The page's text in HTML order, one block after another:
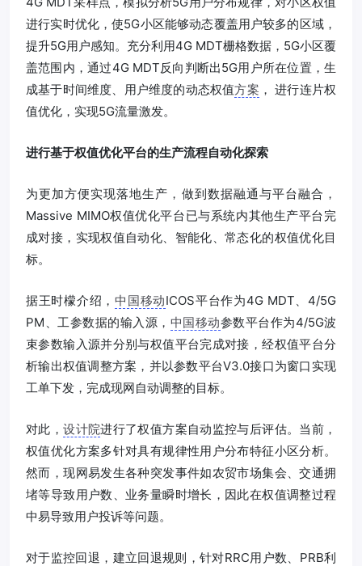
进行实时优化，使5G小区能够动态覆盖用户较多的区域，
提升5G用户感知。充分利用4G MDT栅格数据，5G小区覆
盖范围内，通过4G MDT反向判断出5G用户所在位置，生
成基于时间维度、用户维度的动态权值方案 ， 进行连片权
值优化，实现5G流量激发。
进行基于权值优化平台的生产流程自动化探索
为更加方便实现落地生产，做到数据融通与平台融合，
Massive MIMO权值优化平台已与系统内其他生产平台完
成对接，实现权值自动化、智能化、常态化的权值优化目
标。
据王时檬介绍，中国移动ICOS平台作为4G MDT、4/5G
PM、工参数据的输入源， 中国移动参数平台作为4/5G波
束参数输入源并分别与权值平台完成对接，经权值平台分
析输出权值调整方案，并以参数平台V3.0接口为窗口实现
工单下发，完成现网自动调整的目标。
对此，设计院进行了权值方案自动监控与后评估。当前，
权值优化方案多针对具有规律性用户分布特征小区分析。
然而，现网易发生各种突发事件如农贸市场集会、交通拥
堵等导致用户数、业务量瞬时增长，因此在权值调整过程
中易导致用户投诉等问题。
对于监控回退，建立回退规则，针对RRC用户数、PRB利